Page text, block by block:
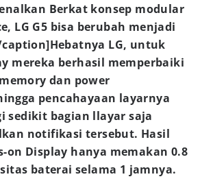
Berkat konsep modular
LG G5 bisa berubah menjadi
Hebatnya LG, untuk
mereka berhasil memperbaiki
dan power
pencahayaan layarnya
sedikit bagian llayar saja
notifikasi tersebut. Hasil
on Display hanya memakan 0.8
baterai selama 1 jamnya.